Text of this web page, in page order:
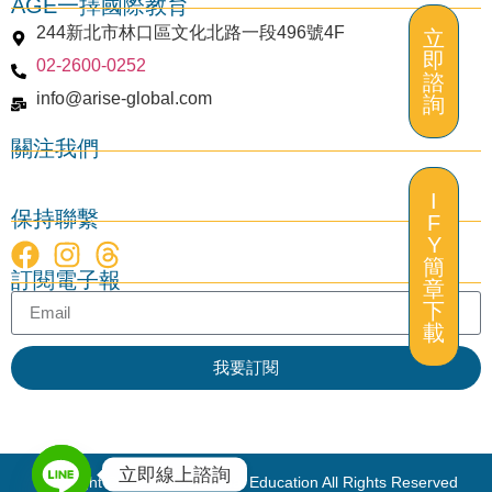
立
即
諮
詢
AGE一擇國際教育
244新北市林口區文化北路一段496號4F
02-2600-0252
info@arise-global.com
關注我們
保持聯繫
訂閱電子報
我要訂閱
Copyright © 2025 Arise Global Education All Rights Reserved
立
即
諮
詢
I
F
Y
簡
章
下
載
立即線上諮詢